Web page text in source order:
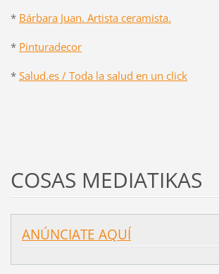
* Bárbara Juan. Artista ceramista.
* Pinturadecor
* Salud.es / Toda la salud en un click
COSAS MEDIATIKAS
ANÚNCIATE AQUÍ